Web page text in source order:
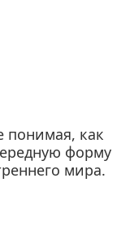
понимая, как
форму
мира.